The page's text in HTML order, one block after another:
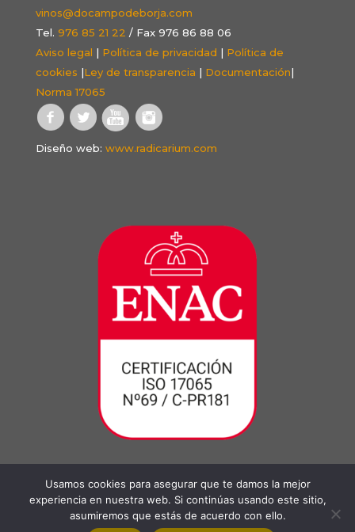
vinos@docampodeborja.com
Tel. 976 85 21 22 / Fax 976 86 88 06
Aviso legal | Política de privacidad | Política de
cookies |Ley de transparencia | Documentación|
Norma 17065
Diseño web: www.radicarium.com
Usamos cookies para asegurar que te damos la mejor
experiencia en nuestra web. Si continúas usando este sitio,
asumiremos que estás de acuerdo con ello.